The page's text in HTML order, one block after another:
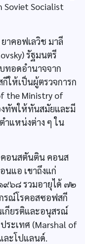
Soviet Socialist
าคอฟเลวิช มาลี
รัฐมนตรี
ทอดอำนาจจาก
ให้เป็นผู้ตรวจการก
the Ministry of
งทัพให้ทันสมัยและมี
ำแหน่งต่าง ๆ ใน
อนสตันติน คอนส
แอ เขาถึงแก่
๙๖๘ รวมอายุได้ ๗๒
รณ์โรคอสซอฟสกี
เกียรติและอนุสรณ์
ระเทศ (Marshal of
ละโปแลนด์.